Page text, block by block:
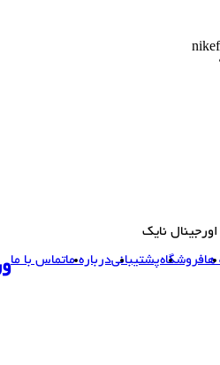
نایک
هافروشگاهپشتیبانیدرباره ماتماس با ما